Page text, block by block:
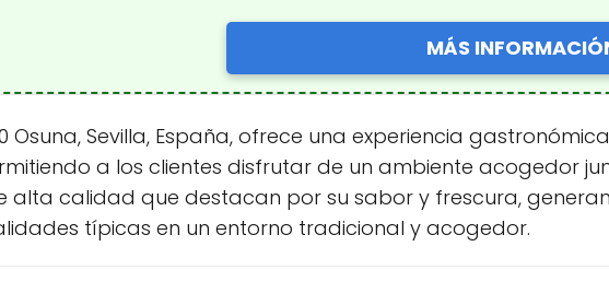
MÁS
Osuna, Sevilla, España, ofrece una experiencia
a los clientes disfrutar de un ambiente acogedor
calidad que destacan por su sabor y frescura,
típicas en un entorno tradicional y acogedor.